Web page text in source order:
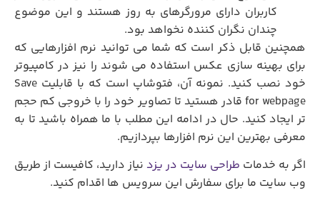
کاربران دارای مرورگرهای به روز هستند و این موضوع
چندان نگران کننده نخواهد بود.
همچنین قابل ذکر است که شما می توانید نرم افزارهایی که
برای بهینه سازی عکس استفاده می شوند را نیز در کامپیوتر
خود نصب کنید. نمونه آن، فتوشاپ است که با قابلیت Save
for webpage قادر هستید تا تصاویر خود را با خروجی کم حجم
تر ایجاد کنید. حال در ادامه این مطلب با ما همراه باشید تا به
معرفی بهترین این نرم افزارها بپردازیم.
اگر به خدماتطراحی سایت در یزدنیاز دارید، کافیست از طریق
وب سایت ما برای سفارش این سرویس ها اقدام کنید.